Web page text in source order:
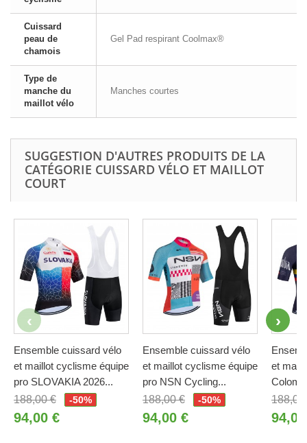
Cuissard
peau de
chamois
Gel Pad respirant Coolmax®
Type de
manche du
maillot vélo
Manches courtes
SUGGESTION D'AUTRES PRODUITS DE LA
CATÉGORIE CUISSARD VÉLO ET MAILLOT
COURT
Ensemble cuissard vélo
et maillot cyclisme équipe
pro SLOVAKIA 2026...
188,00 €
-50%
94,00 €
Ensemble cuissard vélo
et maillot cyclisme équipe
pro NSN Cycling...
188,00 €
-50%
94,00 €
et
188,00